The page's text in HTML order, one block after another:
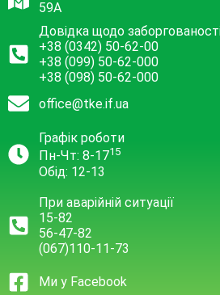
59А
Довідка щодо
+38 (0342) 50-62-00
+38 (099) 50-62-000
+38 (098) 50-62-000
office@tke.if.ua
Графік роботи
Пн-Чт: 8-1715
Обід: 12-13
При аварійній ситуації
15-82
56-47-82
(067)110-11-73
Ми у Facebook